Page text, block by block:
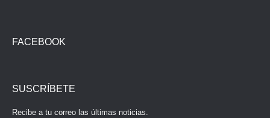
FACEBOOK
SUSCRÍBETE
Recibe a tu correo las últimas noticias.